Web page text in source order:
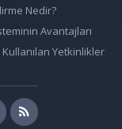
Nedir?
Avantajları
Yetkinlikler